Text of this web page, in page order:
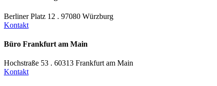
Berliner Platz 12 . 97080 Würzburg
Kontakt
Büro Frankfurt am Main
Hochstraße 53 . 60313 Frankfurt am Main
Kontakt